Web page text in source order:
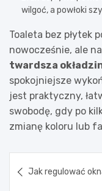
wilgoć, a powłoki
Toaleta bez płytek
nowocześnie, ale
twardsza
spokojniejsze
jest praktyczny,
swobodę, gdy po
zmianę koloru lub
wpisu
Jak regulować